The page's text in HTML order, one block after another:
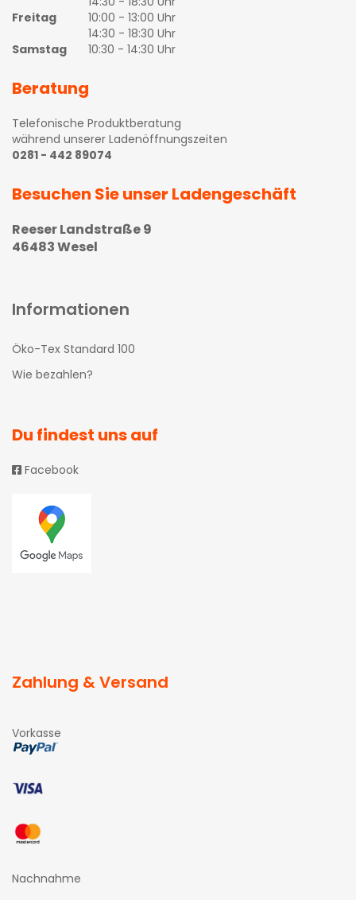
Freitag
10:00 - 13:00 Uhr
14:30 - 18:30 Uhr
Samstag
10:30 - 14:30 Uhr
Beratung
Telefonische Produktberatung
während unserer Ladenöffnungszeiten
0281 - 442 89074
Besuchen Sie unser Ladengeschäft
Reeser Landstraße 9
46483 Wesel
Informationen
Öko-Tex Standard 100
Wie bezahlen?
Du findest uns auf
Facebook
Zahlung & Versand
Vorkasse
Nachnahme